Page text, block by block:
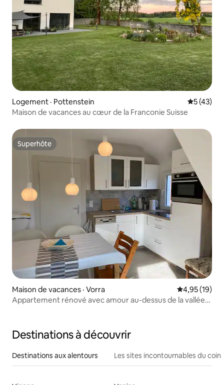
Logement · Pottenstein Note
5 (43)
Maison de vacances au cœur de la Franconie Suisse
Superhôte
Superhôte
Maison de vacances · Vorra Note
4,95 (19)
Appartement rénové avec amour au-dessus de la vallée
Destinations à découvrir
Destinations aux alentours Les sites incontournables du coin